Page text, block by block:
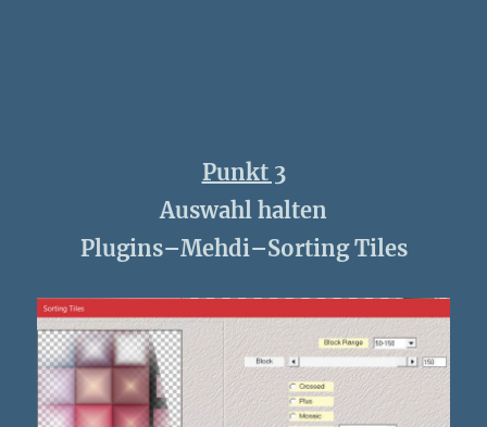
Punkt 3
Auswahl halten
Plugins–Mehdi–Sorting Tiles